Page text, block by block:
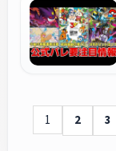
1 2 3